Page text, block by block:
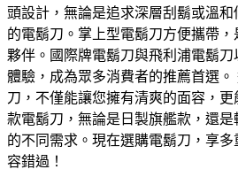
頭設計，無論是追求深層刮鬍或溫
的電鬍刀。掌上型電鬍刀方便攜帶
夥伴。國際牌電鬍刀與飛利浦電鬍
體驗，成為眾多消費者的推薦首選
刀，不僅能讓您擁有清爽的面容，
款電鬍刀，無論是日製旗艦款，還
的不同需求。現在選購電鬍刀，享
容錯過！